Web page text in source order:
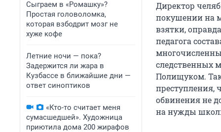
Сыграем в «Ромашку»?
Простая головоломка,
которая взбодрит мозг не
хуже кофе
Летние ночи — пока?
Задержится ли жара в
Кузбассе в ближайшие дни —
ответ синоптиков
«Кто-то считает меня
сумасшедшей». Художница
приютила дома 200 жирафов
Директор
покушении на
взятки,
педагога
следственных
Полищуком.
преступления,
обвинения не
на нужды